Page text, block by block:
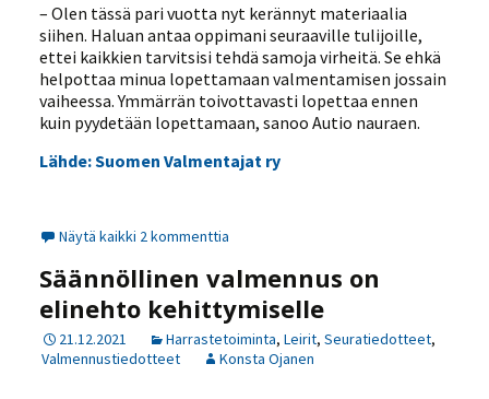
– Olen tässä pari vuotta nyt kerännyt materiaalia
siihen. Haluan antaa oppimani seuraaville tulijoille,
ettei kaikkien tarvitsisi tehdä samoja virheitä. Se ehkä
helpottaa minua lopettamaan valmentamisen jossain
vaiheessa. Ymmärrän toivottavasti lopettaa ennen
kuin pyydetään lopettamaan, sanoo Autio nauraen.
Lähde: Suomen Valmentajat ry
Näytä kaikki 2 kommenttia
Säännöllinen valmennus on
elinehto kehittymiselle
21.12.2021 Harrastetoiminta, Leirit, Seuratiedotteet,
Valmennustiedotteet
Konsta Ojanen